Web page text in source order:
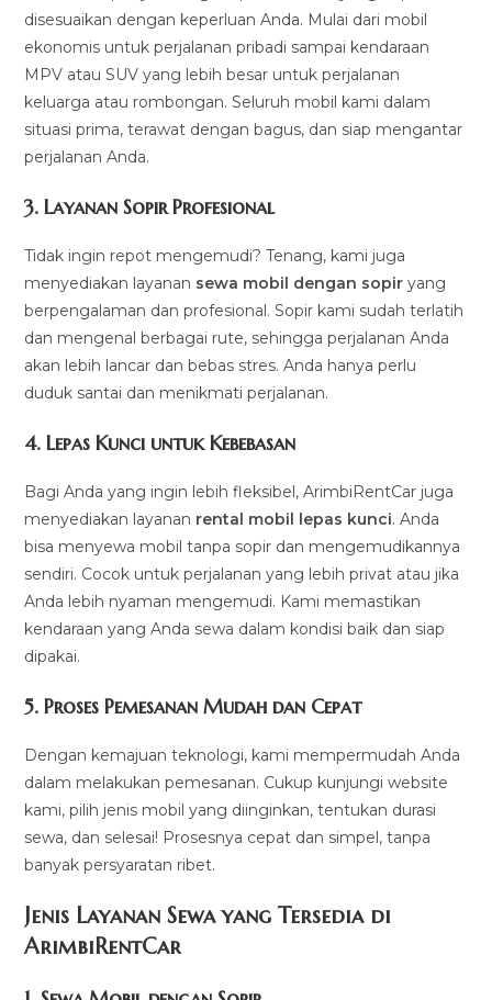
disesuaikan dengan keperluan Anda. Mulai dari mobil
ekonomis untuk perjalanan pribadi sampai kendaraan
MPV atau SUV yang lebih besar untuk perjalanan
keluarga atau rombongan. Seluruh mobil kami dalam
situasi prima, terawat dengan bagus, dan siap mengantar
perjalanan Anda.
3.Layanan Sopir Profesional
Tidak ingin repot mengemudi? Tenang, kami juga
menyediakan layanan sewa mobil dengan sopir yang
berpengalaman dan profesional. Sopir kami sudah terlatih
dan mengenal berbagai rute, sehingga perjalanan Anda
akan lebih lancar dan bebas stres. Anda hanya perlu
duduk santai dan menikmati perjalanan.
4.Lepas Kunci untuk Kebebasan
Bagi Anda yang ingin lebih fleksibel, ArimbiRentCar juga
menyediakan layanan rental mobil lepas kunci. Anda
bisa menyewa mobil tanpa sopir dan mengemudikannya
sendiri. Cocok untuk perjalanan yang lebih privat atau jika
Anda lebih nyaman mengemudi. Kami memastikan
kendaraan yang Anda sewa dalam kondisi baik dan siap
dipakai.
5.Proses Pemesanan Mudah dan Cepat
Dengan kemajuan teknologi, kami mempermudah Anda
dalam melakukan pemesanan. Cukup kunjungi website
kami, pilih jenis mobil yang diinginkan, tentukan durasi
sewa, dan selesai! Prosesnya cepat dan simpel, tanpa
banyak persyaratan ribet.
Jenis Layanan Sewa yang Tersedia di
ArimbiRentCar